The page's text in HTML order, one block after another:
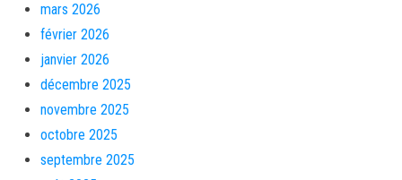
mars 2026
février 2026
janvier 2026
décembre 2025
novembre 2025
octobre 2025
septembre 2025